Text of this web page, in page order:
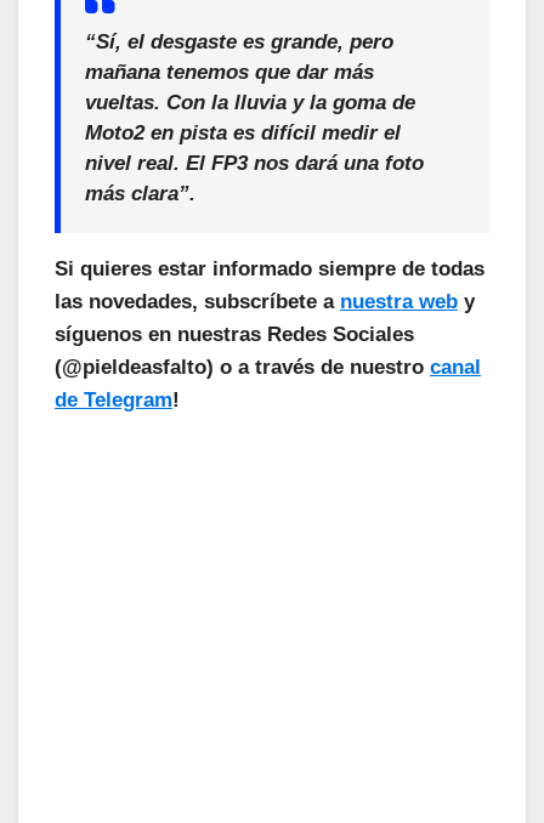
“Sí, el desgaste es grande, pero
mañana tenemos que dar más
vueltas. Con la lluvia y la goma de
Moto2en pista es difícil medir el
nivel real. El FP3 nos dará una foto
más clara”.
Si quieres estar informado siempre de todas
las novedades, subscríbete a nuestra web y
síguenos en nuestras Redes Sociales
(@pieldeasfalto) o a través de nuestro canal
de Telegram!